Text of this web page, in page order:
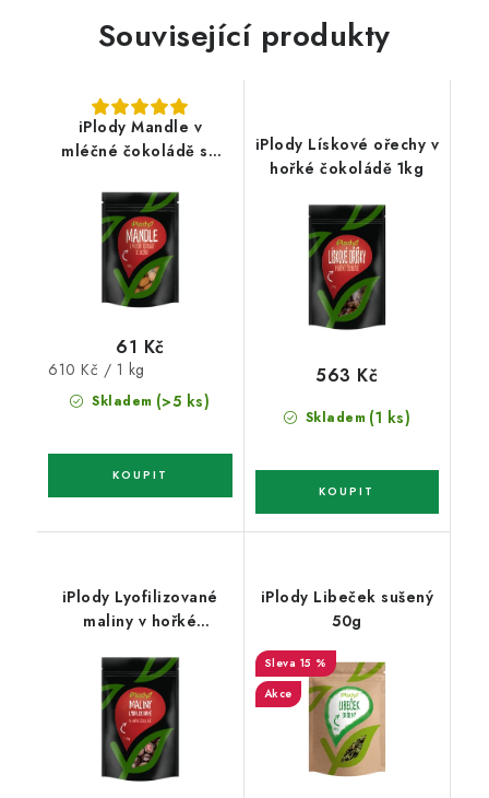
Související produkty
iPlody Mandle v
mléčné čokoládě se
Skladem (>5 ks)
61 Kč
Měrná
cena:
610 Kč / 1 kg
iPlody Lískové ořechy v
hořké čokoládě 1kg
Skladem (1 ks)
563 Kč
iPlody Lyofilizované
maliny v hořké
iPlody Libeček sušený
50g
15 %
Akce